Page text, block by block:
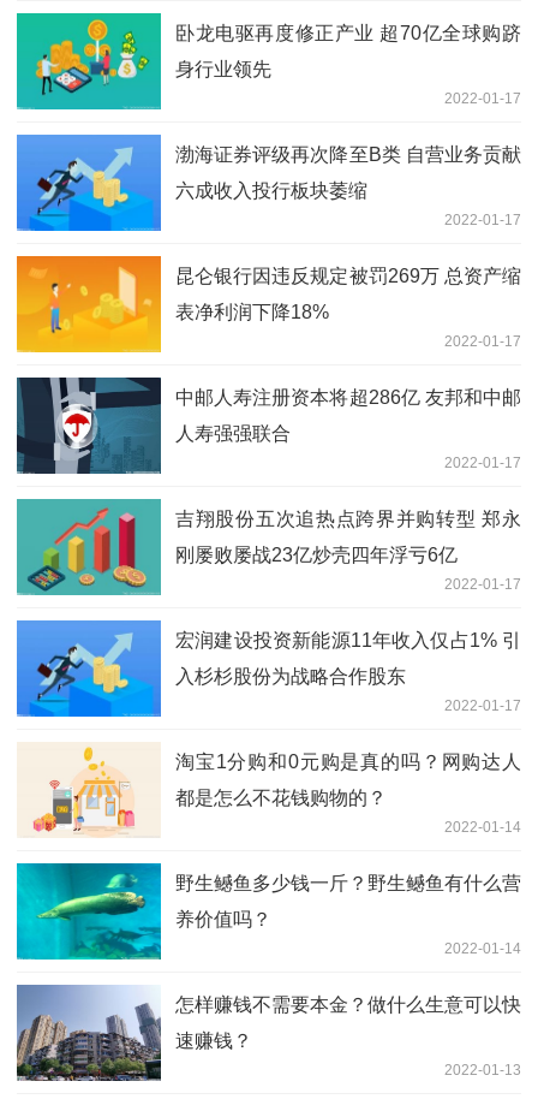
卧龙电驱再度修正产业 超70亿全球购跻
身行业领先
2022-01-17
渤海证券评级再次降至B类 自营业务贡献
六成收入投行板块萎缩
2022-01-17
昆仑银行因违反规定被罚269万 总资产缩
表净利润下降18%
2022-01-17
中邮人寿注册资本将超286亿 友邦和中邮
人寿强强联合
2022-01-17
吉翔股份五次追热点跨界并购转型 郑永
刚屡败屡战23亿炒壳四年浮亏6亿
2022-01-17
宏润建设投资新能源11年收入仅占1% 引
入杉杉股份为战略合作股东
2022-01-17
淘宝1分购和0元购是真的吗？网购达人
都是怎么不花钱购物的？
2022-01-14
野生鳡鱼多少钱一斤？野生鳡鱼有什么营
养价值吗？
2022-01-14
怎样赚钱不需要本金？做什么生意可以快
速赚钱？
2022-01-13